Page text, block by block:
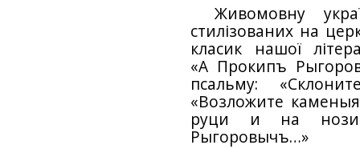
Живомовну
стилізованих на
класик нашої
«А Прокипъ
псальму:
«Возложите
руци и на нози
Рыгоровычъ…»